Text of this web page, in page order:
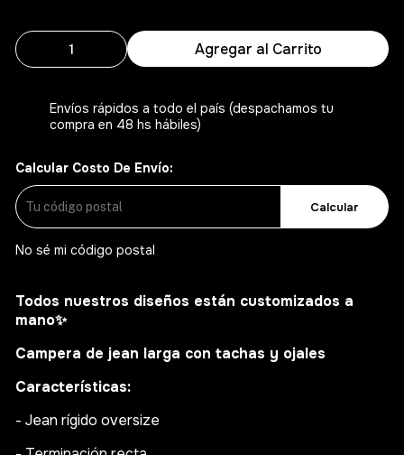
Agregar al Carrito
Envíos rápidos a todo el país (despachamos tu
compra en 48 hs hábiles)
Calcular Costo De Envío:
Calcular
No sé mi código postal
Todos nuestros diseños están customizados a
mano✨
Campera de jean larga con tachas y ojales
Características:
- Jean rígido oversize